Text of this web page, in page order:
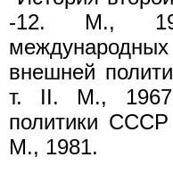
-12. М.,
внешней
т. II. М.,
политики СССР
М., 1981.